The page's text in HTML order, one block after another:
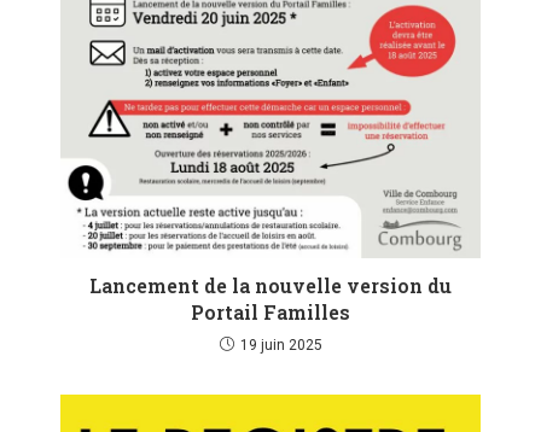
Lancement de la nouvelle version du
Portail Familles
19 juin 2025